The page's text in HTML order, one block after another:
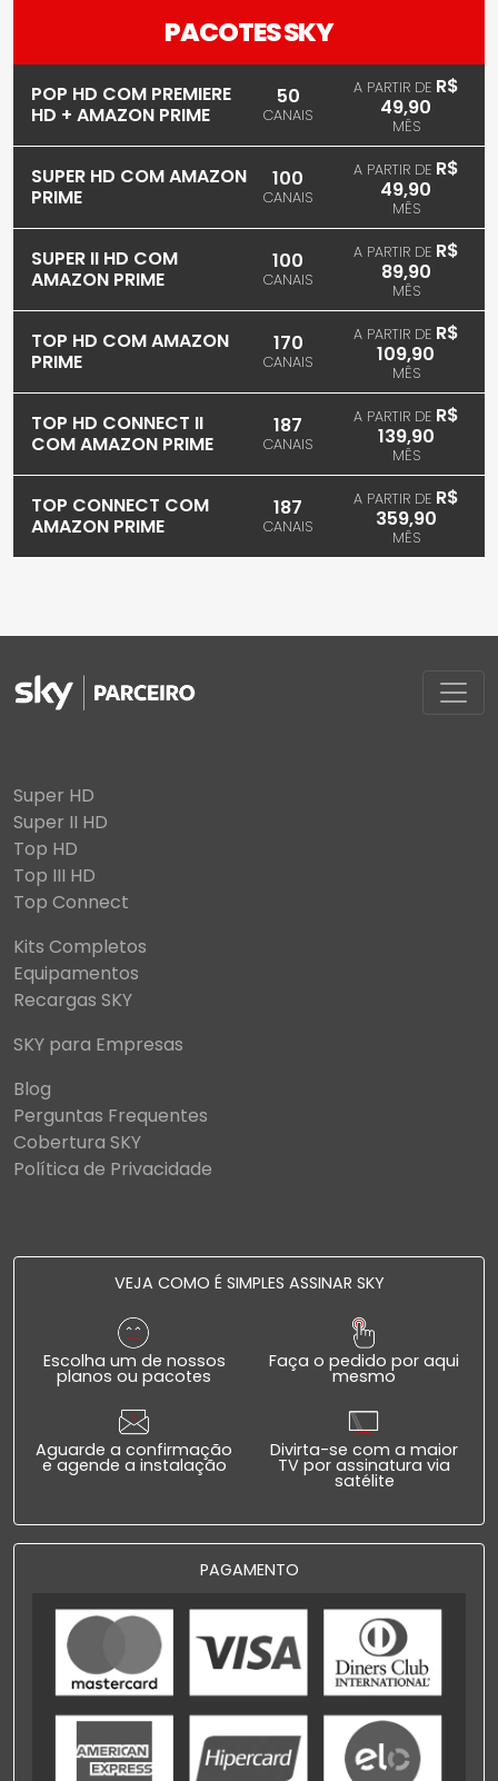
PACOTES SKY
POP HD COM PREMIERE
HD + AMAZON PRIME
50
CANAIS
A PARTIR DE R$
49,90
MÊS
SUPER HD COM AMAZON
PRIME
100
CANAIS
A PARTIR DE R$
49,90
MÊS
SUPER II HD COM
AMAZON PRIME
100
CANAIS
A PARTIR DE R$
89,90
MÊS
TOP HD COM AMAZON
PRIME
170
CANAIS
A PARTIR DE R$
109,90
MÊS
TOP HD CONNECT II
COM AMAZON PRIME
187
CANAIS
A PARTIR DE R$
139,90
MÊS
TOP CONNECT COM
AMAZON PRIME
187
CANAIS
A PARTIR DE R$
359,90
MÊS
Super HD
Super II HD
Top HD
Top III HD
Top Connect
Kits Completos
Equipamentos
Recargas SKY
SKY para Empresas
Blog
Perguntas Frequentes
Cobertura SKY
Política de Privacidade
VEJA COMO É SIMPLES ASSINAR SKY
Escolha um de nossos
planos ou pacotes
Faça o pedido por aqui
mesmo
Aguarde a confirmação
e agende a instalação
Divirta-se com a maior
TV por assinatura via
satélite
PAGAMENTO